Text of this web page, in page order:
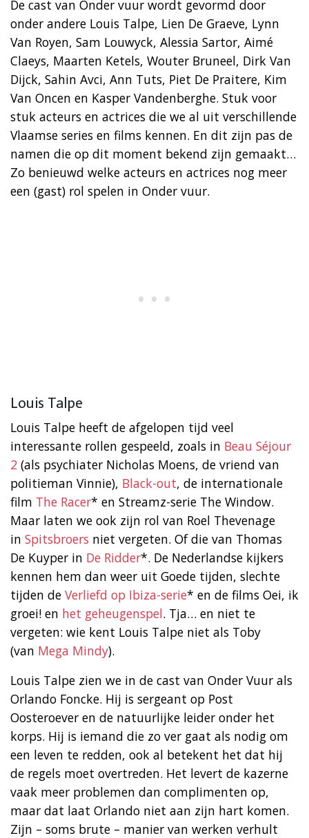
De cast van Onder vuur wordt gevormd door
onder andere Louis Talpe, Lien De Graeve, Lynn
Van Royen, Sam Louwyck, Alessia Sartor, Aimé
Claeys, Maarten Ketels, Wouter Bruneel, Dirk Van
Dijck, Sahin Avci, Ann Tuts, Piet De Praitere, Kim
Van Oncen en Kasper Vandenberghe. Stuk voor
stuk acteurs en actrices die we al uit verschillende
Vlaamse series en films kennen. En dit zijn pas de
namen die op dit moment bekend zijn gemaakt…
Zo benieuwd welke acteurs en actrices nog meer
een (gast) rol spelen in Onder vuur.
Louis Talpe
Louis Talpe heeft de afgelopen tijd veel
interessante rollen gespeeld, zoals in Beau Séjour
2 (als psychiater Nicholas Moens, de vriend van
politieman Vinnie), Black-out, de internationale
film The Racer* en Streamz-serie The Window.
Maar laten we ook zijn rol van Roel Thevenage
in Spitsbroers niet vergeten. Of die van Thomas
De Kuyper in De Ridder*. De Nederlandse kijkers
kennen hem dan weer uit Goede tijden, slechte
tijden de Verliefd op Ibiza-serie* en de films Oei, ik
groei! en het geheugenspel. Tja… en niet te
vergeten: wie kent Louis Talpe niet als Toby
(van Mega Mindy).
Louis Talpe zien we in de cast van Onder Vuur als
Orlando Foncke. Hij is sergeant op Post
Oosteroever en de natuurlijke leider onder het
korps. Hij is iemand die zo ver gaat als nodig om
een leven te redden, ook al betekent het dat hij
de regels moet overtreden. Het levert de kazerne
vaak meer problemen dan complimenten op,
maar dat laat Orlando niet aan zijn hart komen.
Zijn – soms brute – manier van werken verhult